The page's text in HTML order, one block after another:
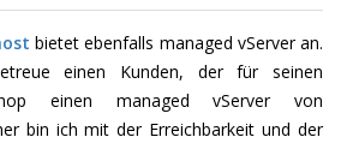
bietet ebenfalls managed vServer an.
einen Kunden, der für seinen
einen managed vServer von
bin ich mit der Erreichbarkeit und der